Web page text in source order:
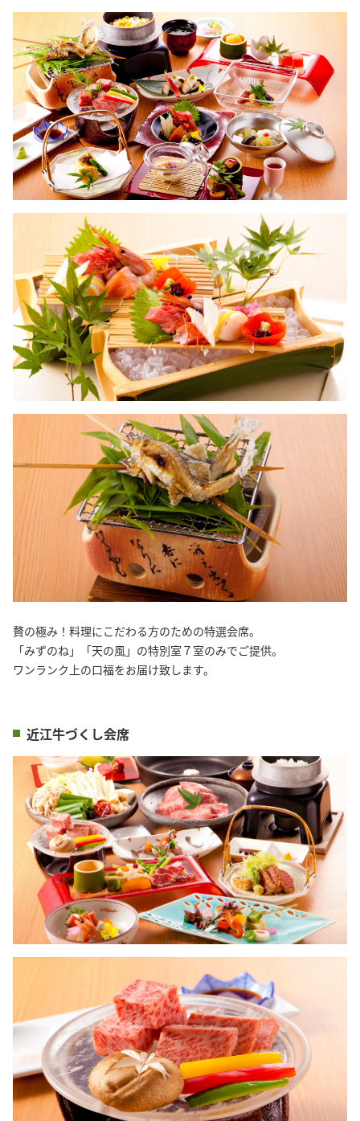
贅の極み！料理にこだわる方のための特選会席。
「みずのね」「天の風」の特別室７室のみでご提供。
ワンランク上の口福をお届け致します。
近江牛づくし会席